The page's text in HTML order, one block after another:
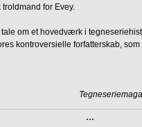
for Evey.
tale om et hovedværk i
kontroversielle forfatterskab,